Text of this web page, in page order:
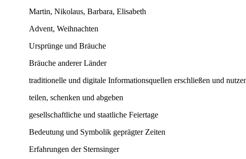
Martin, Nikolaus, Barbara, Elisabeth
Advent, Weihnachten
Ursprünge und Bräuche
Bräuche anderer Länder
traditionelle und digitale Informationsquellen erschließen und
teilen, schenken und abgeben
gesellschaftliche und staatliche Feiertage
Bedeutung und Symbolik geprägter Zeiten
Erfahrungen der Sternsinger